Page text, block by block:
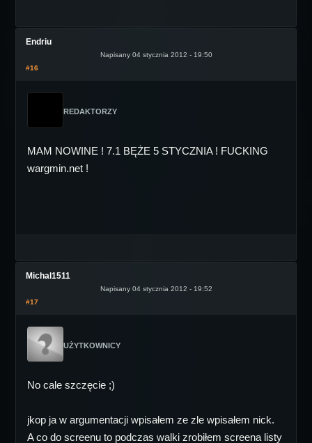
Endriu
Napisany 04 stycznia 2012 - 19:50
#16
REDAKTORZY
MAM NOWINE ! 7.1 BĘŻE 5 STYCZNIA ! FUCKING
wargmin.net !
Michal1511
Napisany 04 stycznia 2012 - 19:52
#17
UŻYTKOWNICY
No cale szczęcie ;)
jkop ja w argumentacji wpisałem ze zle wpisałem nick.
A co do screenu to podczas walki zrobiłem screena listy